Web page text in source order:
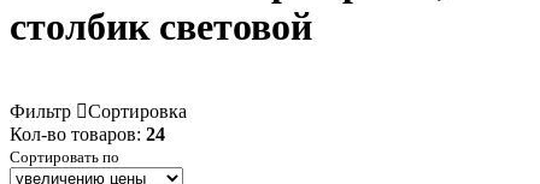
столбик световой
Фильтр
Сортировка
Кол-во товаров: 24
Сортировать по